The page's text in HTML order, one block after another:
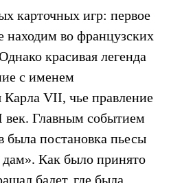
карточных игр: первое
находим во французских
красивая легенда
с именем
Карла VII, чье правление
Главным событием
была постановка пьесы
Как было принято
балет, где была